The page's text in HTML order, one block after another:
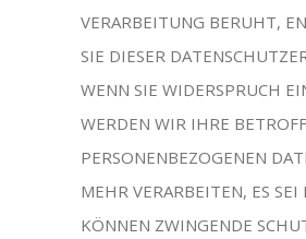
VERARBEITUNG BERUHT,
SIE DIESER
WENN SIE WIDERSPRUCH
WERDEN WIR IHRE
PERSONENBEZOGENEN
MEHR VERARBEITEN, ES
KÖNNEN ZWINGENDE